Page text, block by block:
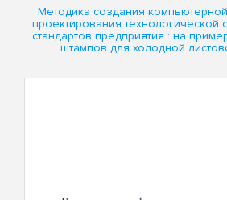
Методика создания
проектирования технологической
стандартов предприятия : на
штампов для холодной